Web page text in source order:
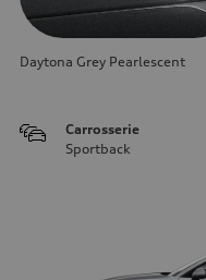
Daytona Grey Pearlescent
Carrosserie
Sportback